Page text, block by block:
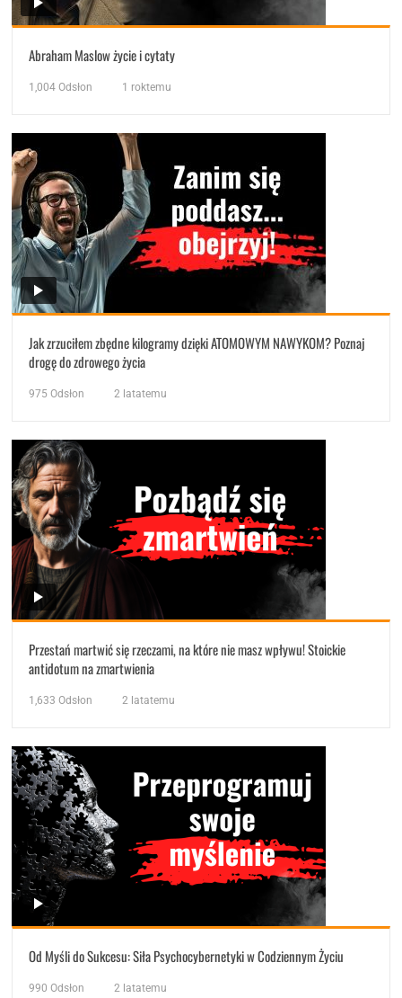
Abraham Maslow życie i cytaty
1,004 Odsłon 1 roktemu
Jak zrzuciłem zbędne kilogramy dzięki ATOMOWYM NAWYKOM? Poznaj
drogę do zdrowego życia
975 Odsłon 2 latatemu
Przestań martwić się rzeczami, na które nie masz wpływu! Stoickie
antidotum na zmartwienia
1,633 Odsłon 2 latatemu
Od Myśli do Sukcesu: Siła Psychocybernetyki w Codziennym Życiu
990 Odsłon 2 latatemu